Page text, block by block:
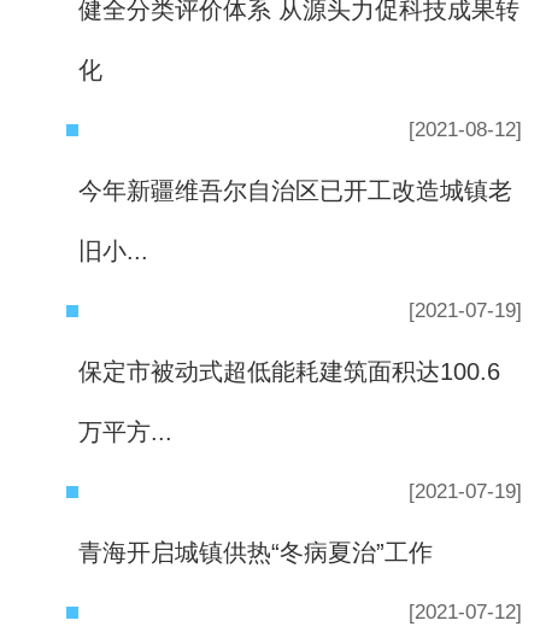
健全分类评价体系 从源头力促科技成果转
化
[2021-08-12]
今年新疆维吾尔自治区已开工改造城镇老
旧小...
[2021-07-19]
保定市被动式超低能耗建筑面积达100.6
万平方...
[2021-07-19]
青海开启城镇供热“冬病夏治”工作
[2021-07-12]